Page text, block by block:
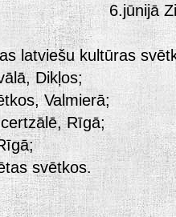
6.jūnijā
latviešu kultūras
Dikļos;
Valmierā;
Rīgā;
svētkos.